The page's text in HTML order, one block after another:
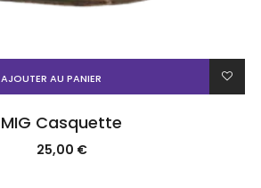
AJOUTER AU PANIER
MIG Casquette
25,00 €